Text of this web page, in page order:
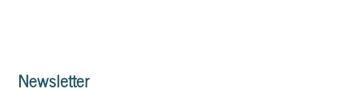
Newsletter